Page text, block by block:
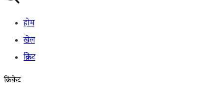
होम
खेल
क्रिकेट
क्रिकेट